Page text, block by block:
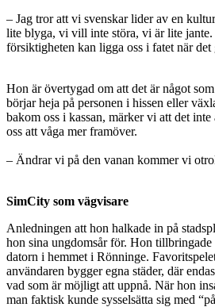
– Jag tror att vi svenskar lider av en
lite blyga, vi vill inte störa, vi är lite jante.
försiktigheten kan ligga oss i fatet när
Hon är övertygad om att det är något
börjar heja på personen i hissen eller
bakom oss i kassan, märker vi att det
oss att våga mer framöver.
– Ändrar vi på den vanan kommer vi
SimCity som vägvisare
Anledningen att hon halkade in på
hon sina ungdomsår för. Hon
datorn i hemmet i Rönninge.
användaren bygger egna städer, där
vad som är möjligt att uppnå. När hon
man faktisk kunde sysselsätta sig med